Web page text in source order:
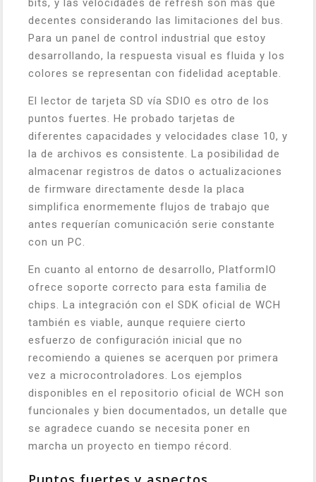
decentes considerando las limitaciones del bus.
Para un panel de control industrial que estoy
desarrollando, la respuesta visual es fluida y los
colores se representan con fidelidad aceptable.
El lector de tarjeta SD vía SDIO es otro de los
puntos fuertes. He probado tarjetas de
diferentes capacidades y velocidades clase 10, y
la de archivos es consistente. La posibilidad de
almacenar registros de datos o actualizaciones
de firmware directamente desde la placa
simplifica enormemente flujos de trabajo que
antes requerían comunicación serie constante
con un PC.
En cuanto al entorno de desarrollo, PlatformIO
ofrece soporte correcto para esta familia de
chips. La integración con el SDK oficial de WCH
también es viable, aunque requiere cierto
esfuerzo de configuración inicial que no
recomiendo a quienes se acerquen por primera
vez a microcontroladores. Los ejemplos
disponibles en el repositorio oficial de WCH son
funcionales y bien documentados, un detalle que
se agradece cuando se necesita poner en
marcha un proyecto en tiempo récord.